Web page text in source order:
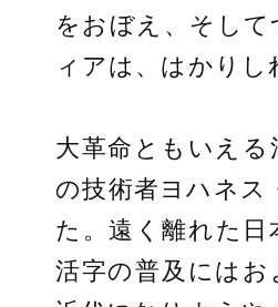
をおぼえ、そし
ィアは、はかり
大革命ともいえ
の技術者ヨハネ
た。遠く離れた
活字の普及には